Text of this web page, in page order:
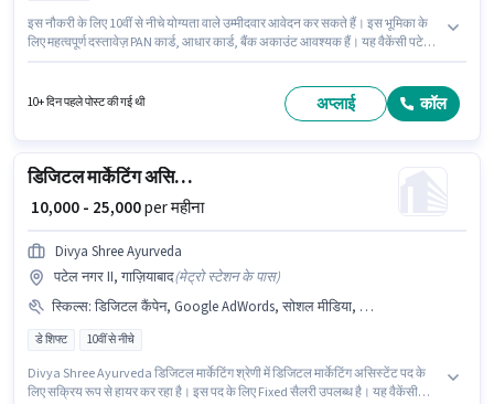
इस नौकरी के लिए 10वीं से नीचे योग्यता वाले उम्मीदवार आवेदन कर सकते हैं। इस भूमिका के
लिए महत्वपूर्ण दस्तावेज़ PAN कार्ड, आधार कार्ड, बैंक अकाउंट आवश्यक हैं। यह वैकेंसी पटेल
अनिवार्य है। यह भूमिका 1 - 5 वर्षो वर्ष के अनुभव वाले के लिए खुली है, मासिक वेतन ₹23000
10+ दिन पहले पोस्ट की गई थी अप्लाई कॉल
डिजिटल मार्केटिंग असिस्टेंट
₹ 10,000 - 25,000per महीना
Divya Shree Ayurveda
पटेल नगर II, गाज़ियाबाद(मेट्रो स्टेशन के पास)
स्किल्स: डिजिटल कैंपेन, Google AdWords, सोशल मीडिया, SEO
डे शिफ्ट 10वीं से नीचे
Divya Shree Ayurveda डिजिटल मार्केटिंग श्रेणी में डिजिटल मार्केटिंग असिस्टेंट पद के
लिए सक्रिय रूप से हायर कर रहा है। इस पद के लिए Fixed सैलरी उपलब्ध है। यह वैकेंसी